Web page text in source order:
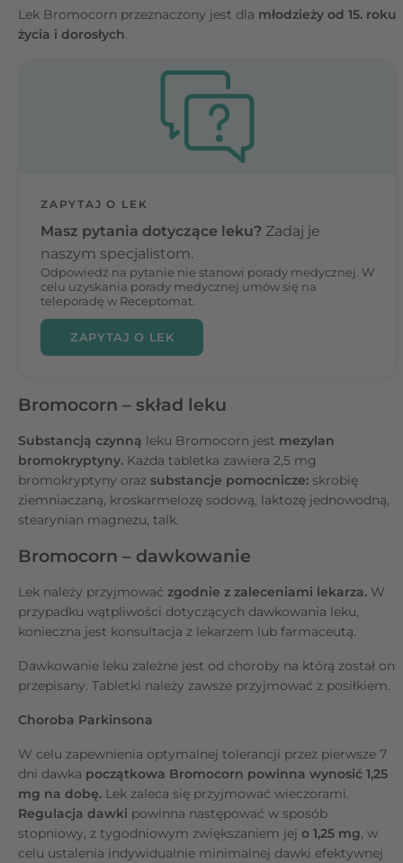
Lek Bromocorn przeznaczony jest dla młodzieży od 15. roku
życia i dorosłych.
ZAPYTAJ O LEK
Masz pytania dotyczące leku? Zadaj je
naszym specjalistom.
Odpowiedź na pytanie nie stanowi porady medycznej. W
celu uzyskania porady medycznej umów się na
teleporadę w Receptomat.
ZAPYTAJ O LEK
Bromocorn – skład leku
Substancją czynną leku Bromocorn jest mezylan
bromokryptyny. Każda tabletka zawiera 2,5 mg
bromokryptyny oraz substancje pomocnicze: skrobię
ziemniaczaną, kroskarmelozę sodową, laktozę jednowodną,
stearynian magnezu, talk.
Bromocorn – dawkowanie
Lek należy przyjmować zgodnie z zaleceniami lekarza. W
przypadku wątpliwości dotyczących dawkowania leku,
konieczna jest konsultacja z lekarzem lub farmaceutą.
Dawkowanie leku zależne jest od choroby na którą został on
przepisany. Tabletki należy zawsze przyjmować z posiłkiem.
Choroba Parkinsona
W celu zapewnienia optymalnej tolerancji przez pierwsze 7
dni dawka początkowa Bromocorn powinna wynosić 1,25
mg na dobę. Lek zaleca się przyjmować wieczorami.
Regulacja dawki powinna następować w sposób
stopniowy, z tygodniowym zwiększaniem jej o 1,25 mg, w
celu ustalenia indywidualnie minimalnej dawki efektywnej